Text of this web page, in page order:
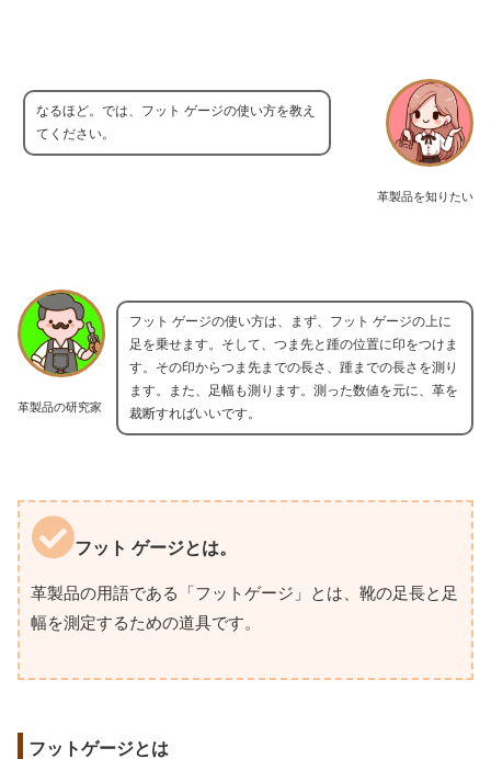
革製品を知りたい
なるほど。では、フット ゲージの使い方を教え
てください。
革製品の研究家
フット ゲージの使い方は、まず、フット ゲージの上に
足を乗せます。そして、つま先と踵の位置に印をつけま
す。その印からつま先までの長さ、踵までの長さを測り
ます。また、足幅も測ります。測った数値を元に、革を
裁断すればいいです。
フット ゲージとは。
革製品の用語である「フットゲージ」とは、靴の足長と足
幅を測定するための道具です。
フットゲージとは